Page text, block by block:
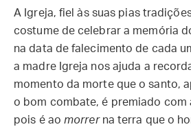
A Igreja, fiel às suas pias
costume de celebrar a memória
na data de falecimento de cada
a madre Igreja nos ajuda a
momento da morte que o santo,
o bom combate, é premiado com
pois é ao morrerna terra que o